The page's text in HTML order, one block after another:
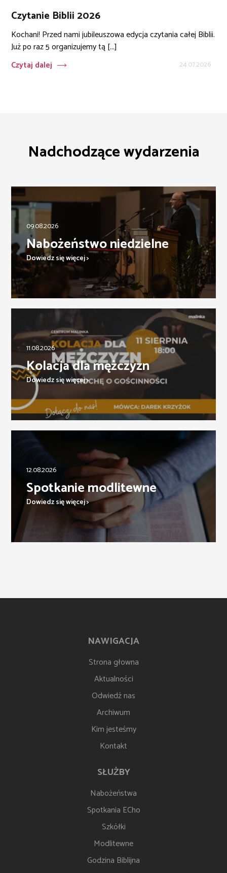
Czytanie Biblii 2026
Kochani! Przed nami jubileuszowa edycja czytania całej Biblii.
Już po raz 5 organizujemy tą [...]
Czytaj dalej
24.07.2026
Nadchodzące wydarzenia
09.08.2026
Nabożeństwo niedzielne
Dowiedz się więcej >
11.08.2026
Kolacja dla mężczyzn
Dowiedz się więcej >
12.08.2026
Spotkanie modlitewne
Dowiedz się więcej >
NAWIGACJA
Strona głowna
Aktualności
Odwiedź nas
Archiwum
Kim jesteśmy
Kontakt
SŁUŻBY
Nabożeństwa
Spotkania ECho
Szkółki
Modlitewne
Godzina Biblijna